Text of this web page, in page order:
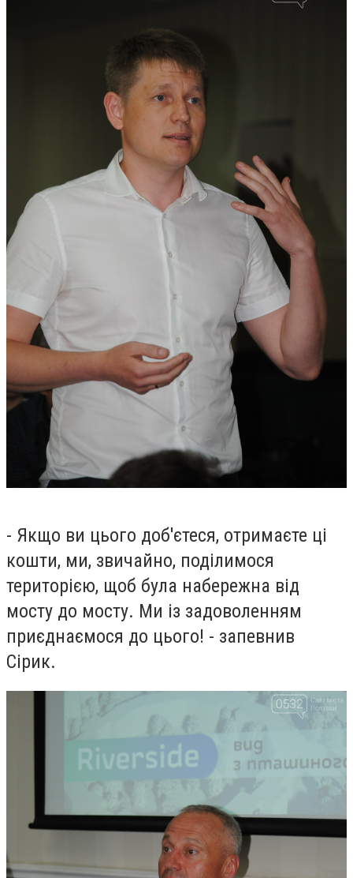
- Якщо ви цього доб'єтеся, отримаєте ці
кошти, ми, звичайно, поділимося
територією, щоб була набережна від
мосту до мосту. Ми із задоволенням
приєднаємося до цього! - запевнив
Сірик.